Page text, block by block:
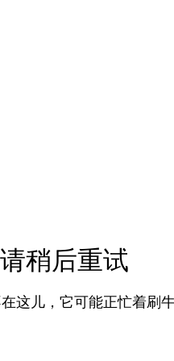
稍后重试
这儿，它可能正忙着刷